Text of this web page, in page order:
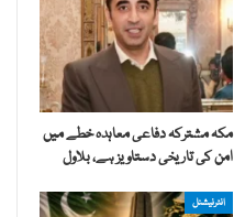
مکہ مشترکہ دفاعی معاہدہ خطے میں
امن کی تاریخی دستاویز ہے، بلاول
انٹرنیشنل